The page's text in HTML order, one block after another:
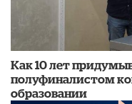
Как 10 лет
полуфиналистом
образовании